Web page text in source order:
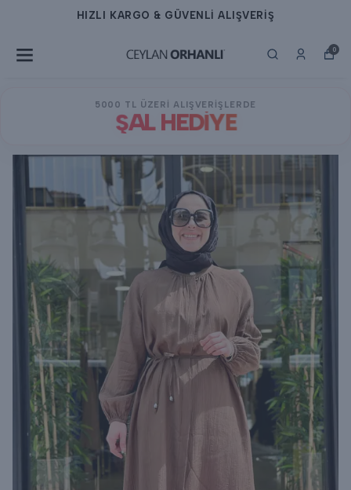
HIZLI KARGO & GÜVENLİ ALIŞVERİŞ
0
5000 TL ÜZERİ ALIŞVERİŞLERDE
ŞAL HEDİYE